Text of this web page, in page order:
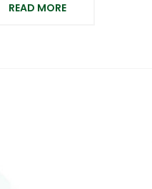
READ MORE